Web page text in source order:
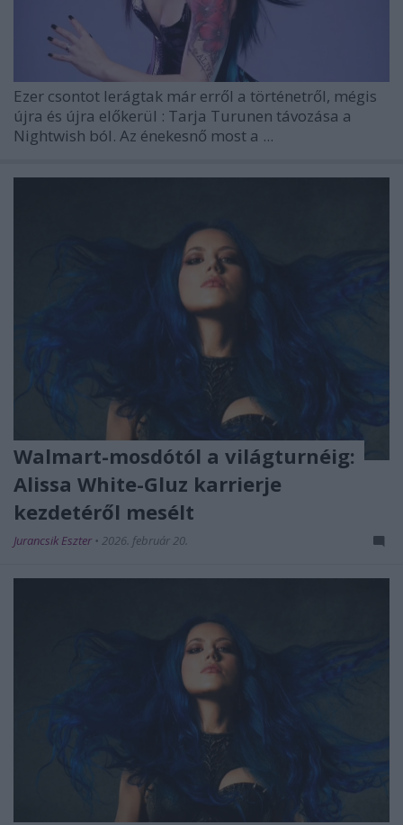
Ezer csontot lerágtak már erről a történetről, mégis
újra és újra előkerül : Tarja Turunen távozása a
Nightwish ból. Az énekesnő most a ...
Walmart-mosdótól a világturnéig:
Alissa White-Gluz karrierje
kezdetéről mesélt
Jurancsik Eszter • 2026. február 20.